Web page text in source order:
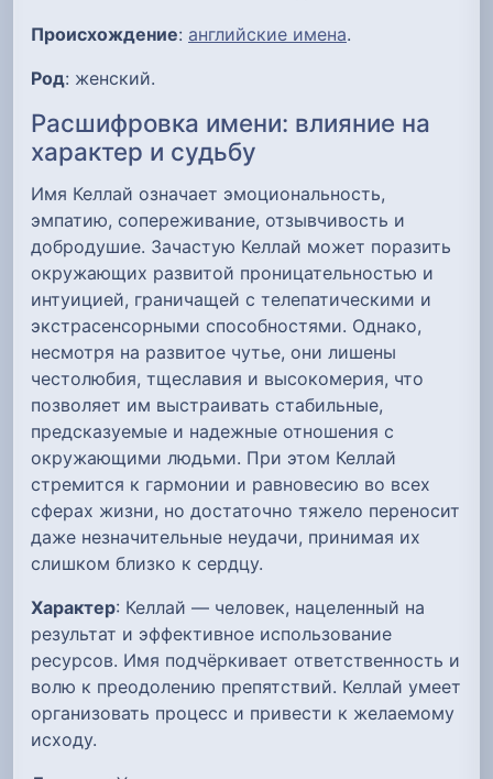
Происхождение: английские имена.
Род: женский.
Расшифровка имени: влияние на
характер и судьбу
Имя Келлай означает эмоциональность,
эмпатию, сопереживание, отзывчивость и
добродушие. Зачастую Келлай может поразить
окружающих развитой проницательностью и
интуицией, граничащей с телепатическими и
экстрасенсорными способностями. Однако,
несмотря на развитое чутье, они лишены
честолюбия, тщеславия и высокомерия, что
позволяет им выстраивать стабильные,
предсказуемые и надежные отношения с
окружающими людьми. При этом Келлай
стремится к гармонии и равновесию во всех
сферах жизни, но достаточно тяжело переносит
даже незначительные неудачи, принимая их
слишком близко к сердцу.
Характер: Келлай — человек, нацеленный на
результат и эффективное использование
ресурсов. Имя подчёркивает ответственность и
волю к преодолению препятствий. Келлай умеет
организовать процесс и привести к желаемому
исходу.